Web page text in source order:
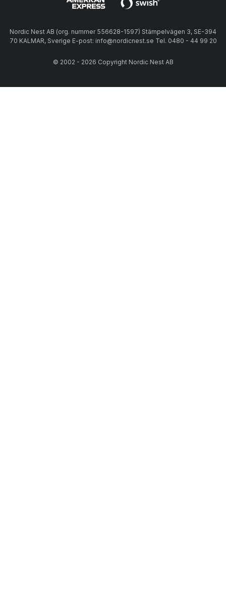
Nordic Nest AB (org. nummer 556628-1597) Stämpelvägen 3, SE-394
70 KALMAR, Sverige E-post: info@nordicnest.se Tel. 0480 - 44 99 20
© 2002 - 2026 Copyright Nordic Nest AB